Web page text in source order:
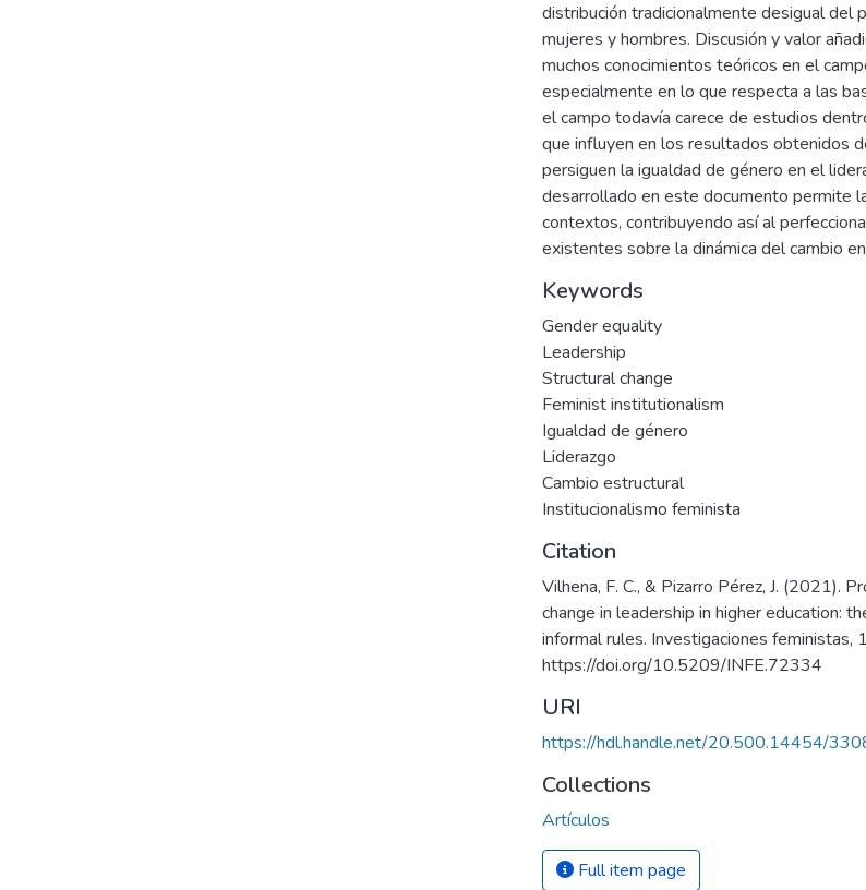
distribución tradicionalmente desigual del
mujeres y hombres. Discusión y valor
muchos conocimientos teóricos en el
especialmente en lo que respecta a las
el campo todavía carece de estudios
que influyen en los resultados obtenidos
persiguen la igualdad de género en el
desarrollado en este documento permite
contextos, contribuyendo así al
existentes sobre la dinámica del cambio
Keywords
Gender equality
Leadership
Structural change
Feminist institutionalism
Igualdad de género
Liderazgo
Cambio estructural
Institucionalismo feminista
Citation
Vilhena, F. C., & Pizarro Pérez, J. (2021).
change in leadership in higher education:
informal rules. Investigaciones
https://doi.org/10.5209/INFE.72334
URI
https://hdl.handle.net/20.500.14454/
Collections
Artículos
Full item page